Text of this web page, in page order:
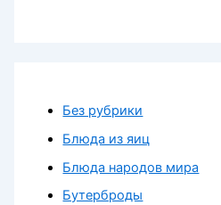
Без рубрики
Блюда из яиц
Блюда народов мира
Бутерброды